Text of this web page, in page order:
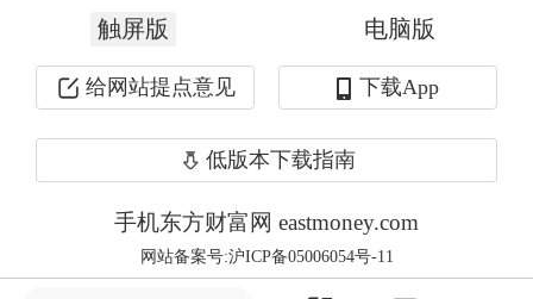
售体系，打造一批带动性强的零售场
景，推出一批融合创新的业态模式，培
育一批具有国际竞争力的零售企业。
美军对伊朗发动新一轮打击
央视记者当地时间7月8日获悉，一名美
触屏版 电脑版
给网站提点意见 下载App
低版本下载指南
手机东方财富网 eastmoney.com
网站备案号:沪ICP备05006054号-11